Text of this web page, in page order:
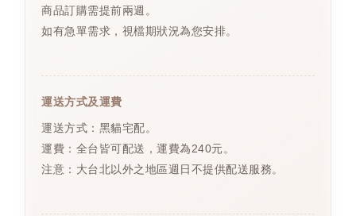
商品訂購需提前兩週。
如有急單需求，視檔期狀況為您安排。
運送方式及運費
運送方式：黑貓宅配。
運費：全台皆可配送，運費為240元。
注意：大台北以外之地區週日不提供配送服務。